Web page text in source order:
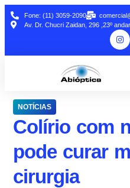
Fone: (11) 3059-2090
Av. Dr. Chucri Zaidan, 296 ,23º
NOTÍCIAS
Colírio com
pode curar
cirurgia